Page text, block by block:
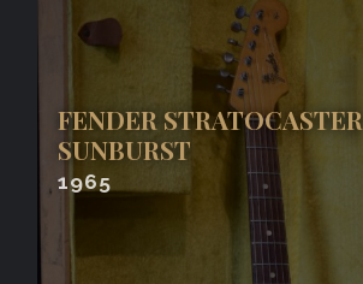
FENDER STRATOCASTER
SUNBURST
1965